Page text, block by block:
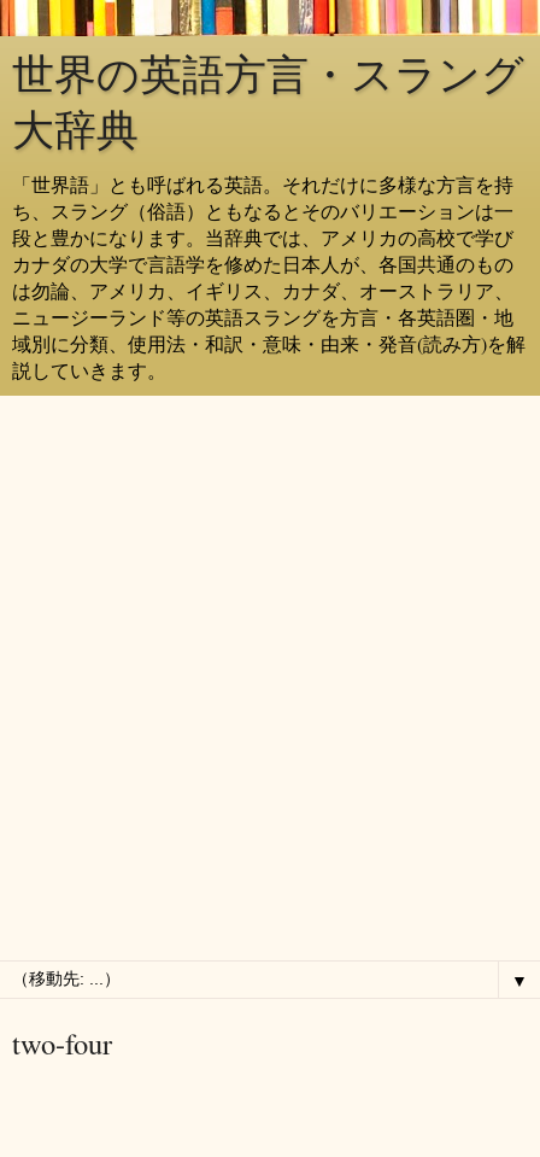
世界の英語方言・スラング
大辞典
「世界語」とも呼ばれる英語。それだけに多様な方言を持
ち、スラング（俗語）ともなるとそのバリエーションは一
段と豊かになります。当辞典では、アメリカの高校で学び
カナダの大学で言語学を修めた日本人が、各国共通のもの
は勿論、アメリカ、イギリス、カナダ、オーストラリア、
ニュージーランド等の英語スラングを方言・各英語圏・地
域別に分類、使用法・和訳・意味・由来・発音(読み方)を解
説していきます。
▼
two-four